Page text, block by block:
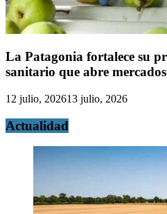
La Patagonia fortalece su
sanitario que abre mercados
12 julio, 202613 julio, 2026
Actualidad